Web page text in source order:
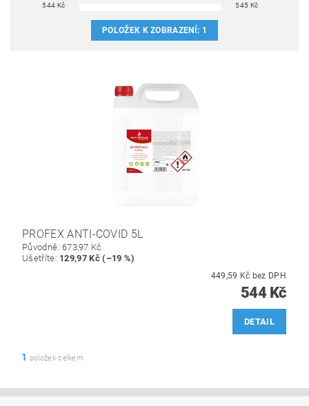
544 Kč 545 Kč
POLOŽEK K ZOBRAZENÍ: 1
PROFEX ANTI-COVID 5L
Původně: 673,97 Kč
Ušetříte: 129,97 Kč (–19 %)
449,59 Kč bez DPH
544 Kč
DETAIL
1 položek celkem